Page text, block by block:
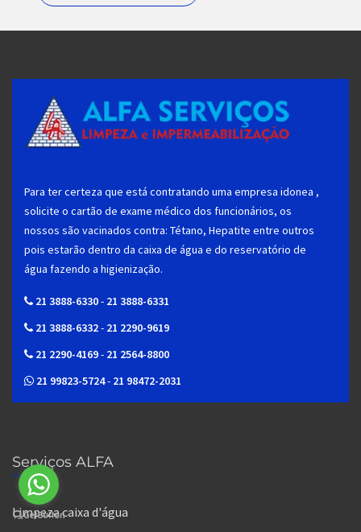
Para ter certeza que está contratando uma empresa idonea ,
solicite o cartão de exame médico dos funcionários, os
nossos são vacinados contra: Tétano, Hepatite entre outros
pois estarão dentro da caixa de água e do reservatório de
água fazendo a higienização.
21 3888-6330- 21 3888-6331
21 3888-6332- 21 2290-9619
21 2290-4169- 21 2564-8800
21 99823-5724- 21 98472-2031
Serviços ALFA
Limpeza caixa d'água